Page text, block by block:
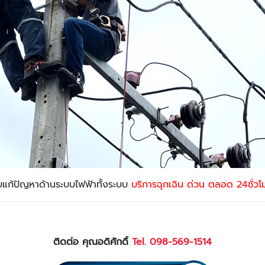
แก้ปัญหาด้านระบบไฟฟ้าทั้งระบบ บริการฉุกเฉิน ด่วน ตลอด 24ชั่วโ
ติดต่อ คุณอดิศักดิ์ Tel. 098-569-1514